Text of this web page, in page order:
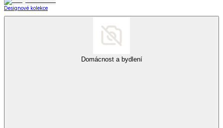
Designové kolekce
Domácnost a bydlení